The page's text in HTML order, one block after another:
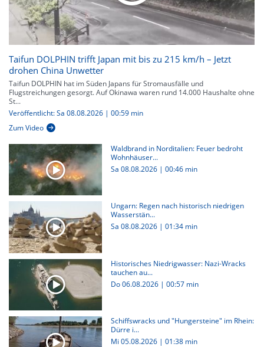
Taifun DOLPHIN trifft Japan mit bis zu 215 km/h – Jetzt
drohen China Unwetter
Taifun DOLPHIN hat im Süden Japans für Stromausfälle und
Flugstreichungen gesorgt. Auf Okinawa waren rund 14.000 Haushalte ohne
St...
Veröffentlicht: Sa 08.08.2026 | 00:59 min
Zum Video
Waldbrand in Norditalien: Feuer bedroht
Wohnhäuser...
Sa 08.08.2026 | 00:46 min
Ungarn: Regen nach historisch niedrigen
Wasserstän...
Sa 08.08.2026 | 01:34 min
Historisches Niedrigwasser: Nazi-Wracks
tauchen au...
Do 06.08.2026 | 00:57 min
Schiffswracks und "Hungersteine" im Rhein:
Dürre i...
Mi 05.08.2026 | 01:38 min